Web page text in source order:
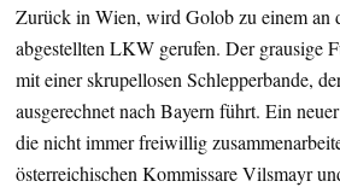
Zurück in Wien, wird Golob zu einem an
abgestellten LKW gerufen. Der grausige
mit einer skrupellosen Schlepperbande,
ausgerechnet nach Bayern führt. Ein
die nicht immer freiwillig
österreichischen Kommissare Vilsmayr